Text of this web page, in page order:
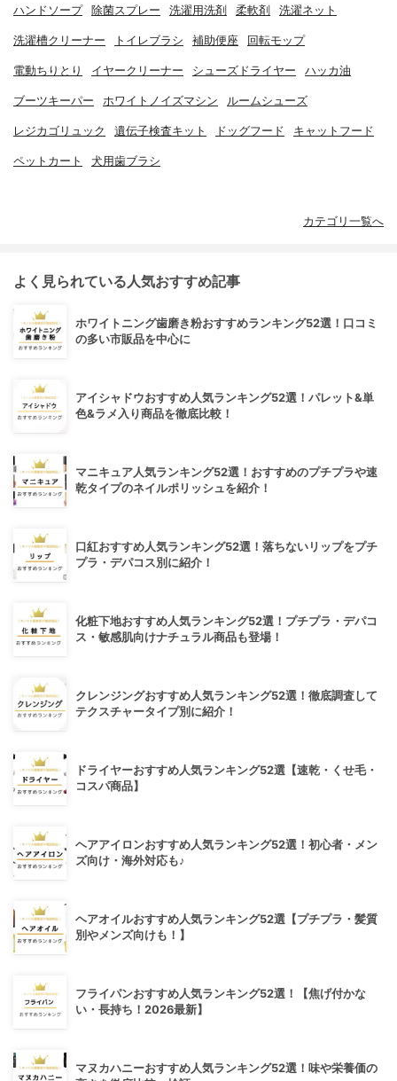
ハンドソープ 除菌スプレー 洗濯用洗剤 柔軟剤 洗濯ネット
洗濯槽クリーナー トイレブラシ 補助便座 回転モップ
電動ちりとり イヤークリーナー シューズドライヤー ハッカ油
ブーツキーパー ホワイトノイズマシン ルームシューズ
レジカゴリュック 遺伝子検査キット ドッグフード キャットフード
ペットカート 犬用歯ブラシ
カテゴリ一覧へ
よく見られている人気おすすめ記事
ホワイトニング歯磨き粉おすすめランキング52選！口コミ
の多い市販品を中心に
アイシャドウおすすめ人気ランキング52選！パレット&単
色&ラメ入り商品を徹底比較！
マニキュア人気ランキング52選！おすすめのプチプラや速
乾タイプのネイルポリッシュを紹介！
口紅おすすめ人気ランキング52選！落ちないリップをプチ
プラ・デパコス別に紹介！
化粧下地おすすめ人気ランキング52選！プチプラ・デパコ
ス・敏感肌向けナチュラル商品も登場！
クレンジングおすすめ人気ランキング52選！徹底調査して
テクスチャータイプ別に紹介！
ドライヤーおすすめ人気ランキング52選【速乾・くせ毛・
コスパ商品】
ヘアアイロンおすすめ人気ランキング52選！初心者・メン
ズ向け・海外対応も♪
ヘアオイルおすすめ人気ランキング52選【プチプラ・髪質
別やメンズ向けも！】
フライパンおすすめ人気ランキング52選！【焦げ付かな
い・長持ち！2026最新】
マヌカハニーおすすめ人気ランキング52選！味や栄養価の